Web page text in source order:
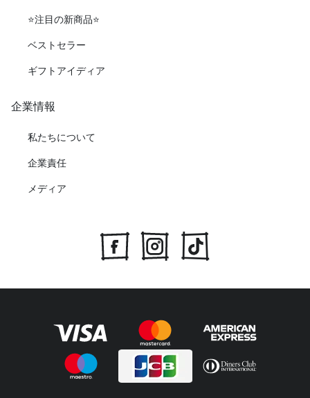
⭐️注目の新商品⭐️
ベストセラー
ギフトアイディア
企業情報
私たちについて
企業責任
メディア